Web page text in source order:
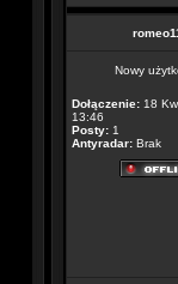
Nowy
Dołączenie: 18
13:46
Posty: 1
Antyradar: Brak